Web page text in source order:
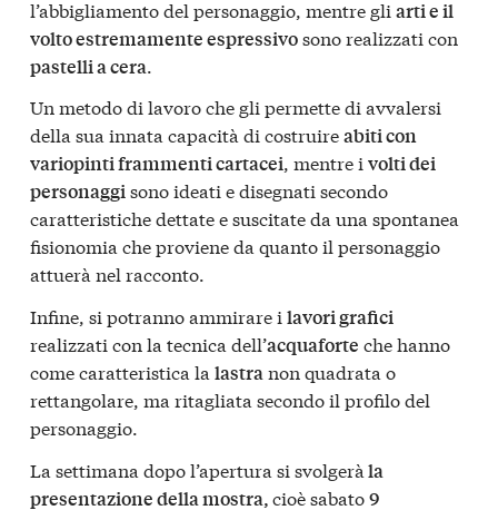
l’abbigliamento del personaggio, mentre gli arti e il
volto estremamente espressivosono realizzati con
pastelli a cera.
Un metodo di lavoro che gli permette di avvalersi
della sua innata capacità di costruireabiti con
variopinti frammenti cartacei, mentre i volti dei
personaggisono ideati e disegnati secondo
caratteristiche dettate e suscitate da una spontanea
fisionomia che proviene da quanto il personaggio
attuerà nel racconto.
Infine, si potranno ammirare i lavori grafici
realizzati con la tecnica dell’acquaforte che hanno
come caratteristica la lastranon quadrata o
rettangolare, ma ritagliata secondo il profilo del
personaggio.
La settimana dopo l’apertura si svolgerà la
presentazione della mostra,cioè sabato9